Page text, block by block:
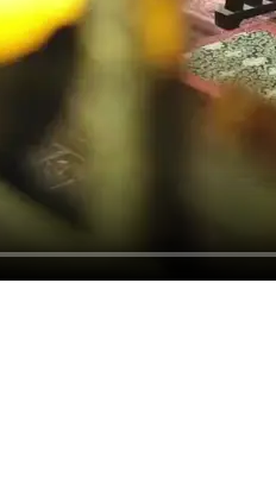
unmute
tão humilhante?